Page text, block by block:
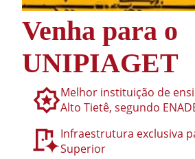
Venha para o
UNIPIAGET
Melhor instituição de
Alto Tietê, segundo
Infraestrutura exclusiva
Superior